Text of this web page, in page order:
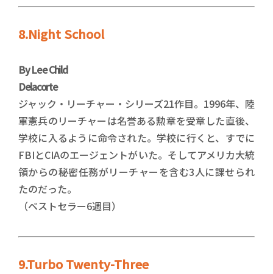
8.Night School
By Lee Child
Delacorte
ジャック・リーチャー・シリーズ21作目。1996年、陸
軍憲兵のリーチャーは名誉ある勲章を受章した直後、
学校に入るように命令された。学校に行くと、すでに
FBIとCIAのエージェントがいた。そしてアメリカ大統
領からの秘密任務がリーチャーを含む3人に課せられ
たのだった。
（ベストセラー6週目）
9.Turbo Twenty-Three